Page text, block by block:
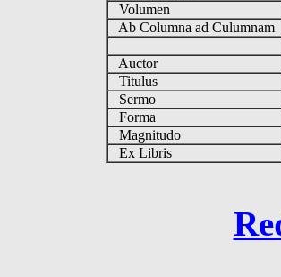
Volumen
Ab Columna ad Culumnam
Auctor
Titulus
Sermo
Forma
Magnitudo
Ex Libris